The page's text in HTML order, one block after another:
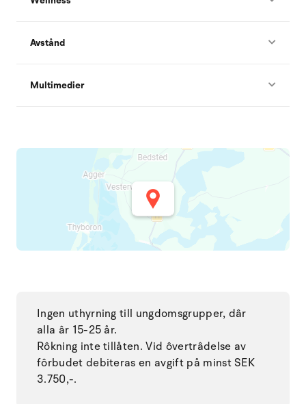
Avstånd
Multimedier
Ingen uthyrning till ungdomsgrupper, dâr
alla âr 15-25 år.
Rôkning inte tillåten. Vid ôvertrâdelse av
fôrbudet debiteras en avgift på minst SEK
3.750,-.